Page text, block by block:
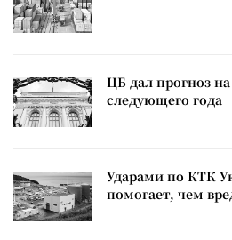
ЦБ дал прогноз
следующего года
Ударами по КТК
помогает, чем